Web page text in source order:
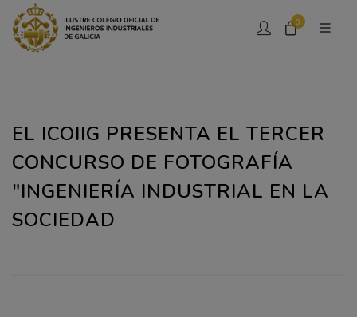
0
EL ICOIIG PRESENTA EL TERCER
CONCURSO DE FOTOGRAFÍA
"INGENIERÍA INDUSTRIAL EN LA
SOCIEDAD